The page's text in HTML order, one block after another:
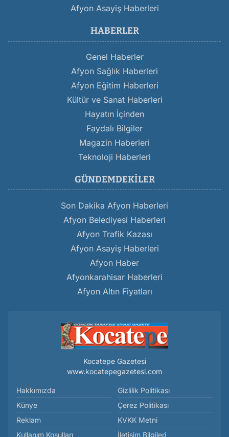
Afyon Asayiş Haberleri
HABERLER
Genel Haberler
Afyon Sağlık Haberleri
Afyon Eğitim Haberleri
Kültür ve Sanat Haberleri
Hayatın İçinden
Faydalı Bilgiler
Magazin Haberleri
Teknoloji Haberleri
GÜNDEMDEKILER
Son Dakika Afyon Haberleri
Afyon Belediyesi Haberleri
Afyon Trafik Kazası
Afyon Asayiş Haberleri
Afyon Haber
Afyonkarahisar Haberleri
Afyon Altın Fiyatları
Kocatepe Gazetesi
www.kocatepegazetesi.com
Hakkımızda
Künye
Reklam
Kullanım Koşulları
Gizlilik Politikası
Çerez Politikası
KVKK Metni
İletişim Bilgileri